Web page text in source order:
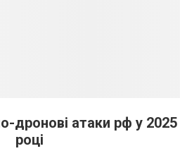
дронові атаки рф у 2025
році